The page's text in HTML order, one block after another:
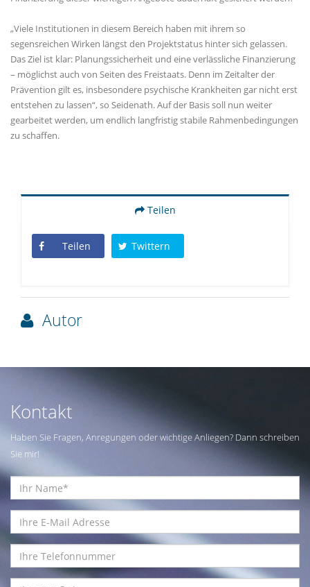
Viele Institutionen in diesem Bereich haben mit ihrem so
segensreichen Wirken längst den Projektstatus hinter sich gelassen.
Das Ziel ist klar: Planungssicherheit und eine verlässliche Finanzierung
– möglichst auch von Seiten des Freistaats. Denn im Zeitalter der
Prävention gilt es, insbesondere psychische Krankheiten gar nicht erst
entstehen zu lassen“, so Seidenath. Auf der Basis soll nun weiter
gearbeitet werden, um endlich langfristig stabile Rahmenbedingungen
zu schaffen.
Teilen
Teilen Twittern
Autor
Kontakt
Haben Sie Fragen, Anregungen oder wichtige Anliegen? Dann schreiben
Sie mir!